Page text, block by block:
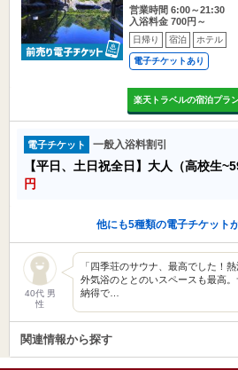
営業時間 6:00～21:30
入浴料金 700円～
日帰り 宿泊 ホテル
電子チケットあり
楽天トラベルの宿泊プラ
電子チケット 一般入浴料割引
【平日、土日祝全日】大人（高校生
円
他にも5種類の電子チケット
40代 男
性
「四季荘のサウナ、最高でした！
外気浴のととのいスペースも最高
納得で…
関連情報から探す